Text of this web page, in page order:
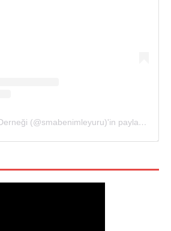
SMA Benimle Yürü Derneği (@smabenimleyuru)'in paylaştığı bir gönderi